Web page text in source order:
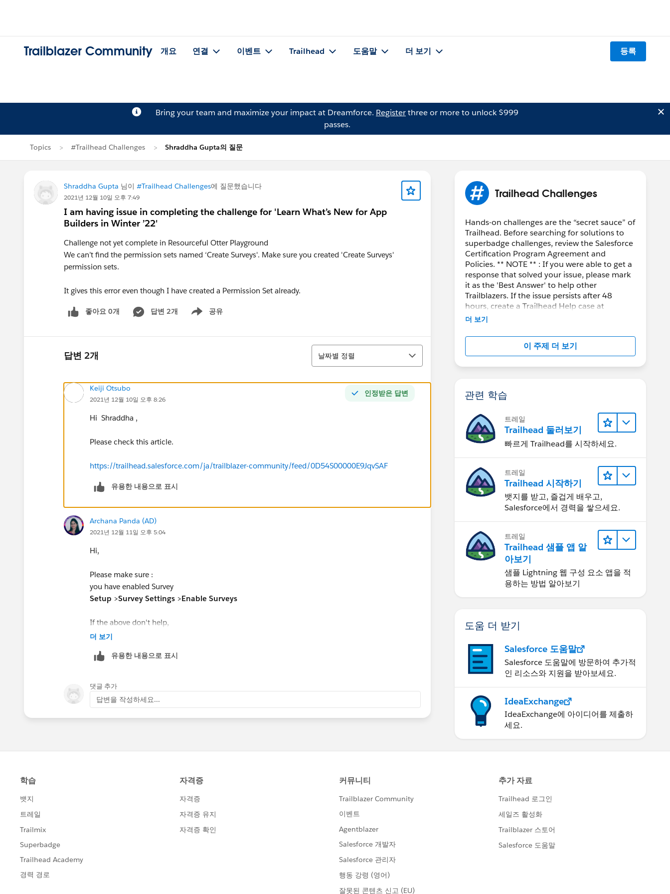
Trailblazer Community 개요 연결 이벤트 Trailhead 도움말 더 보기 등록
Bring your team and maximize your impact at Dreamforce. Registerthree or more to unlock $999
passes.
Topics #Trailhead Challenges Shraddha Gupta의 질문
Shraddha Gupta 님이 #Trailhead Challenges에 질문했습니다
2021년 12월 10일 오후 7:49
I am having issue in completing the challenge for 'Learn What’s New for App
Builders in Winter ’22'
Challenge not yet complete in Resourceful Otter Playground
We can’t find the permission sets named ‘Create Surveys'. Make sure you created 'Create Surveys'
permission sets.
It gives this error even though I have created a Permission Set already.
좋아요 0개 답변 2개 공유
Show menu
답변 2개
정렬
날짜별 정렬
인정받은 답변
Keiji Otsubo
2021년 12월 10일 오후 8:26
Hi Shraddha ,
Please check this article.
https://trailhead.salesforce.com/ja/trailblazer-community/feed/0D54S00000E9JqvSAF
유용한 내용으로 표시
Archana Panda (AD)
2021년 12월 11일 오후 5:04
Hi,
Please make sure :
you have enabled Survey
Setup >Survey Settings >Enable Surveys
If the above don't help,
make sure there are no typing error/duplicates
더 보기
유용한 내용으로 표시
댓글 추가
답변을 작성하세요...
Trailhead Challenges
Hands-on challenges are the “secret sauce” of
Trailhead. Before searching for solutions to
superbadge challenges, review the Salesforce
Certification Program Agreement and
Policies. ** NOTE ** : If you were able to get a
response that solved your issue, please mark
it as the 'Best Answer' to help other
Trailblazers. If the issue persists after 48
hours, create a Trailhead Help case at
https://help.salesforce.com/s/support
더 보기
이 주제 더 보기
관련 학습
트레일
Trailhead 둘러보기
빠르게 Trailhead를 시작하세요.
트레일
Trailhead 시작하기
뱃지를 받고, 즐겁게 배우고,
Salesforce에서 경력을 쌓으세요.
트레일
Trailhead 샘플 앱 알
아보기
샘플 Lightning 웹 구성 요소 앱을 적
용하는 방법 알아보기
도움 더 받기
Salesforce 도움말
Salesforce 도움말에 방문하여 추가적
인 리소스와 지원을 받아보세요.
IdeaExchange
IdeaExchange에 아이디어를 제출하
세요.